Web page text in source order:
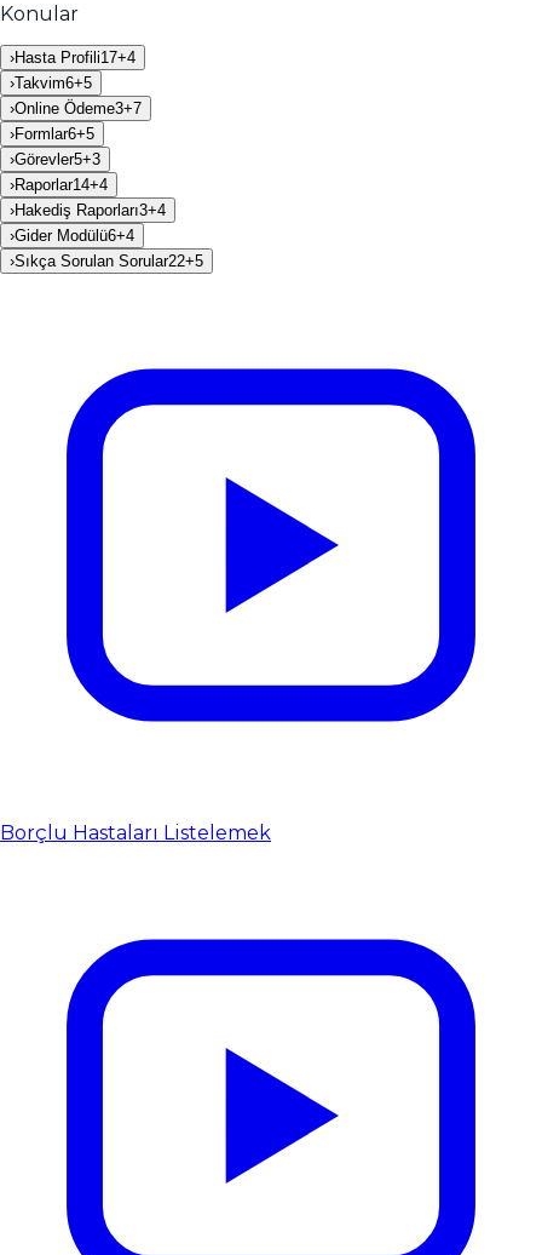
Konular
›Hasta Profili17+4
›Takvim6+5
›Online Ödeme3+7
›Formlar6+5
›Görevler5+3
›Raporlar14+4
›Hakediş Raporları3+4
›Gider Modülü6+4
›Sıkça Sorulan Sorular22+5
Borçlu Hastaları Listelemek